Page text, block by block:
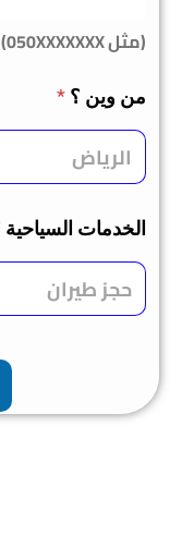
(مثل 050XXXXXXX)
من وين ؟ *
الخدمات السياحية